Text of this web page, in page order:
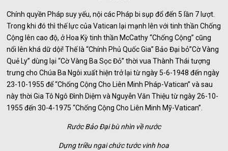
Chính quyền Pháp suy yếu, nội các Pháp bi sụp đổ đến 5 lần 7 lượt.
Trong khi đó thì thế lực của Vatican lại mạnh lên với tinh thần Chống
Cộng lên cao độ, ở Hoa Kỳ tinh thần McCathy “Chống Cộng” cũng
nổi lên khá dữ dội! Thế là “Chính Phủ Quốc Gia” Bảo Đại bỏ”Cờ Vàng
Quẻ Ly” dùng lại “Cờ Vàng Ba Sọc Đỏ” thời vua Thành Thái tượng
trưng cho Chúa Ba Ngôi xuất hiện trở lại từ ngày 5-6-1948 đến ngày
23-10-1955 để “Chống Cộng Cho Liên Minh Pháp-Vatican” và sau
này thời Gia Tô Ngô Đình Diệm và Nguyễn Văn Thiệu từ ngày 26-10-
1955 đến 30-4-1975 “Chống Cộng Cho Liên Minh Mỹ-Vatican”.
Rước Bảo Đại bù nhìn về nước
Dựng triều ngai chức tước vinh hoa